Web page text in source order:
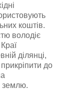
коштів.
володіє
ділянці,
до
землю.